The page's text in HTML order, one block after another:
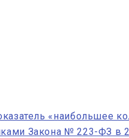
«наибольшее
Закона № 223-ФЗ в